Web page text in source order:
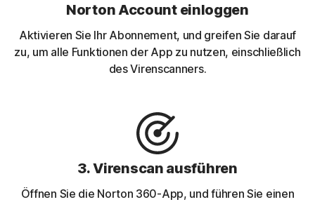
Norton Account einloggen
Aktivieren Sie Ihr Abonnement, und greifen Sie darauf
zu, um alle Funktionen der App zu nutzen, einschließlich
des Virenscanners.
3. Virenscan ausführen
Öffnen Sie die Norton 360-App, und führen Sie einen